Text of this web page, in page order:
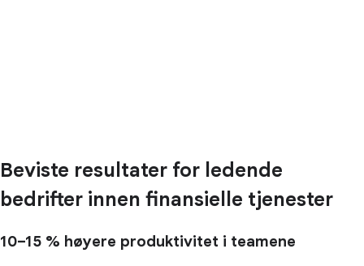
Beviste resultater for ledende
bedrifter innen finansielle tjenester
10–15 % høyere produktivitet i teamene